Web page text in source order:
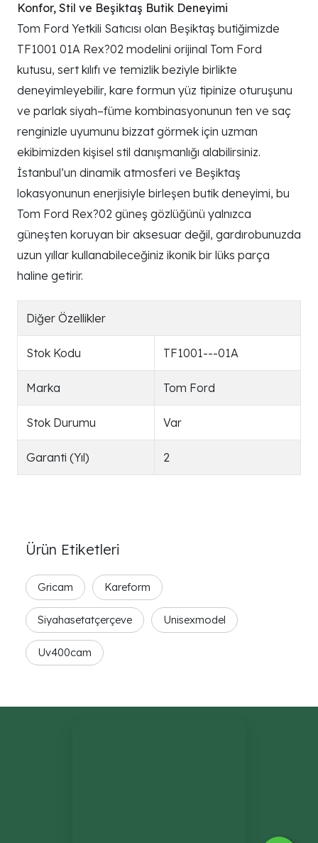
Konfor, Stil ve Beşiktaş Butik Deneyimi
Tom Ford Yetkili Satıcısı olan Beşiktaş butiğimizde
TF1001 01A Rex?02 modelini orijinal Tom Ford
kutusu, sert kılıfı ve temizlik beziyle birlikte
deneyimleyebilir, kare formun yüz tipinize oturuşunu
ve parlak siyah–füme kombinasyonunun ten ve saç
renginizle uyumunu bizzat görmek için uzman
ekibimizden kişisel stil danışmanlığı alabilirsiniz.
İstanbul’un dinamik atmosferi ve Beşiktaş
lokasyonunun enerjisiyle birleşen butik deneyimi, bu
Tom Ford Rex?02 güneş gözlüğünü yalnızca
güneşten koruyan bir aksesuar değil, gardırobunuzda
uzun yıllar kullanabileceğiniz ikonik bir lüks parça
haline getirir.
Diğer Özellikler
Stok Kodu TF1001---01A
Marka Tom Ford
Stok Durumu Var
Garanti (Yıl) 2
Ürün Etiketleri
Gricam Kareform
Siyahasetatçerçeve Unisexmodel
Uv400cam